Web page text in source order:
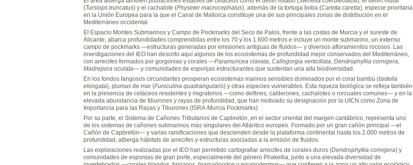
(Tursiops truncatus) y el cachalote (Physeter macrocephalus), además de la tortuga boba (Caretta caretta), especie prioritaria
en la Unión Europea para la que el Canal de Mallorca constituye una de sus principales zonas de distribución en el
Mediterráneo occidental.
El Espacio Montes Submarinos y Campo de Pockmarks del Seco de Palos, frente a las costas de Murcia y el sureste de
Alicante, abarca profundidades comprendidas entre los 70 y los 1.600 metros e incluye un monte submarino, un extenso
campo de pockmarks —estructuras generadas por emisiones antiguas de fluidos— y diversos afloramientos rocosos. Las
investigaciones del IEO han descrito aquí algunos de los ecosistemas de profundidad mejor conservados del Mediterráneo,
con arrecifes formados por gorgonias y corales —Paramuricea clavata, Callogorgia verticillata, Dendrophyllia cornigera,
Madrepora oculata— y comunidades de esponjas estructurantes que sustentan una alta biodiversidad.
En los fondos fangosos circundantes prosperan ecosistemas marinos sensibles dominados por el coral bambú (Isidella
elongata), plumas de mar (Funiculina quadrangularis) y otras especies vulnerables. Esta riqueza biológica se refleja también
en la presencia de cetáceos residentes y migratorios —como delfines, calderones, cachalotes o rorcuales comunes— y en la
elevada abundancia de tiburones y rayas de profundidad, que han motivado su designación por la UICN como Zona de
Importancia para las Rayas y Tiburones (ISRA-Murcia Pockmarks).
Por su parte, el Sistema de Cañones Tributarios de Capbretón, en el sector oriental del margen cantábrico, representa uno
de los sistemas de cañones submarinos más singulares del Atlántico europeo. Formado por un gran cañón principal —el
Cañón de Capbretón— y varias ramificaciones que descienden desde la plataforma continental hasta los 2.000 metros de
profundidad, alberga hábitats de arrecifes y estructuras asociadas a la emisión de fluidos.
Las exploraciones realizadas por el IEO han permitido cartografiar arrecifes de corales duros (Dendrophyllia cornigera) y
comunidades de esponjas de gran porte, especialmente del género Phakellia, junto a una elevada diversidad de